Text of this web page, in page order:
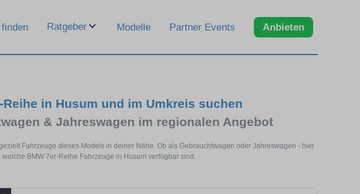
Ratgeber Modelle Partner Events Anbieten
Reihe in Husum und im Umkreis suchen
& Jahreswagen im regionalen Angebot
Fahrzeuge dieses Models in deiner Nähe. Ob als Gebrauchtwagen oder Jahreswagen - hier
BMW 7er-Reihe Fahrzeuge in Husum verfügbar sind.